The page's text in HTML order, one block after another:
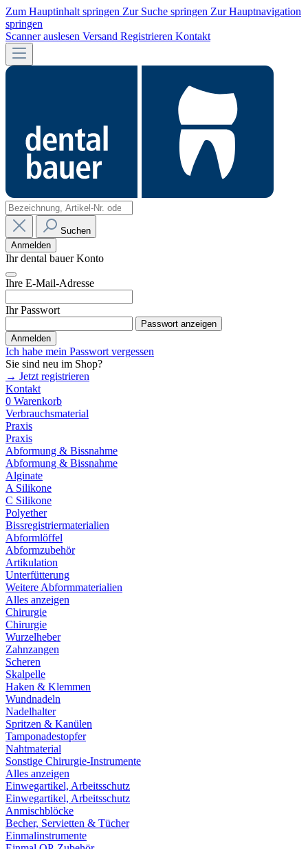
Zum Hauptinhalt springen Zur Suche springen Zur Hauptnavigation
springen
Scanner auslesen Versand Registrieren Kontakt
Suchen
Anmelden
Ihr dental bauer Konto
Ihre E-Mail-Adresse
Ihr Passwort
Passwort anzeigen
Anmelden
Ich habe mein Passwort vergessen
Sie sind neu im Shop?
→ Jetzt registrieren
Kontakt
0 Warenkorb
Verbrauchsmaterial
Praxis
Praxis
Abformung & Bissnahme
Abformung & Bissnahme
Alginate
A Silikone
C Silikone
Polyether
Bissregistriermaterialien
Abformlöffel
Abformzubehör
Artikulation
Unterfütterung
Weitere Abformmaterialien
Alles anzeigen
Chirurgie
Chirurgie
Wurzelheber
Zahnzangen
Scheren
Skalpelle
Haken & Klemmen
Wundnadeln
Nadelhalter
Spritzen & Kanülen
Tamponadestopfer
Nahtmaterial
Sonstige Chirurgie-Instrumente
Alles anzeigen
Einwegartikel, Arbeitsschutz
Einwegartikel, Arbeitsschutz
Anmischblöcke
Becher, Servietten & Tücher
Einmalinstrumente